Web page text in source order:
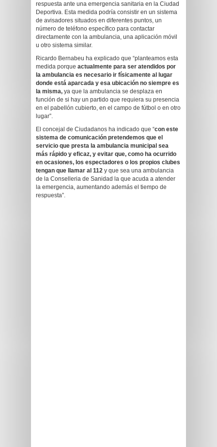
respuesta ante una emergencia sanitaria en la Ciudad
Deportiva. Esta medida podría consistir en un sistema
de avisadores situados en diferentes puntos, un
número de teléfono específico para contactar
directamente con la ambulancia, una aplicación móvil
u otro sistema similar.
Ricardo Bernabeu ha explicado que “planteamos esta
medida porque actualmente para ser atendidos por
la ambulancia es necesario ir físicamente al lugar
donde está aparcada y esa ubicación no siempre es
la misma, ya que la ambulancia se desplaza en
función de si hay un partido que requiera su presencia
en el pabellón cubierto, en el campo de fútbol o en otro
lugar”.
El concejal de Ciudadanos ha indicado que “con este
sistema de comunicación pretendemos que el
servicio que presta la ambulancia municipal sea
más rápido y eficaz, y evitar que, como ha ocurrido
en ocasiones, los espectadores o los propios clubes
tengan que llamar al 112 y que sea una ambulancia
de la Conselleria de Sanidad la que acuda a atender
la emergencia, aumentando además el tiempo de
respuesta”.